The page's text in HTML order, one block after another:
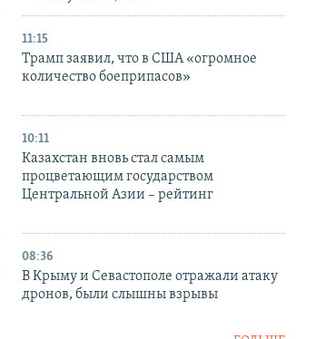
11:15
Трамп заявил, что в США «огромное
количество боеприпасов»
10:11
Казахстан вновь стал самым
процветающим государством
Центральной Азии – рейтинг
08:36
В Крыму и Севастополе отражали атаку
дронов, были слышны взрывы